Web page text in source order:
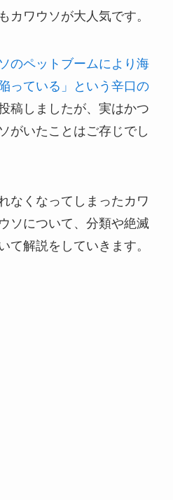
カワウソが大人気です。
のペットブームにより海
っている」という辛口の
稿しましたが、実はかつ
がいたことはご存じでし
なくなってしまったカワ
ソについて、分類や絶滅
て解説をしていきます。